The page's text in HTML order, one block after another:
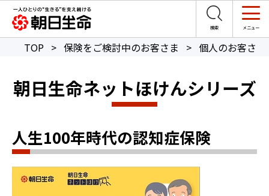
TOP > 保険をご検討中のお客さま > 個人のお客さま
朝日生命ネットほけんシリーズ
人生100年時代の認知症保険